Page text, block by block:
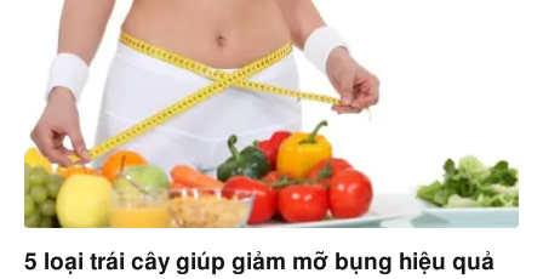
5 loại trái cây giúp giảm mỡ bụng hiệu quả